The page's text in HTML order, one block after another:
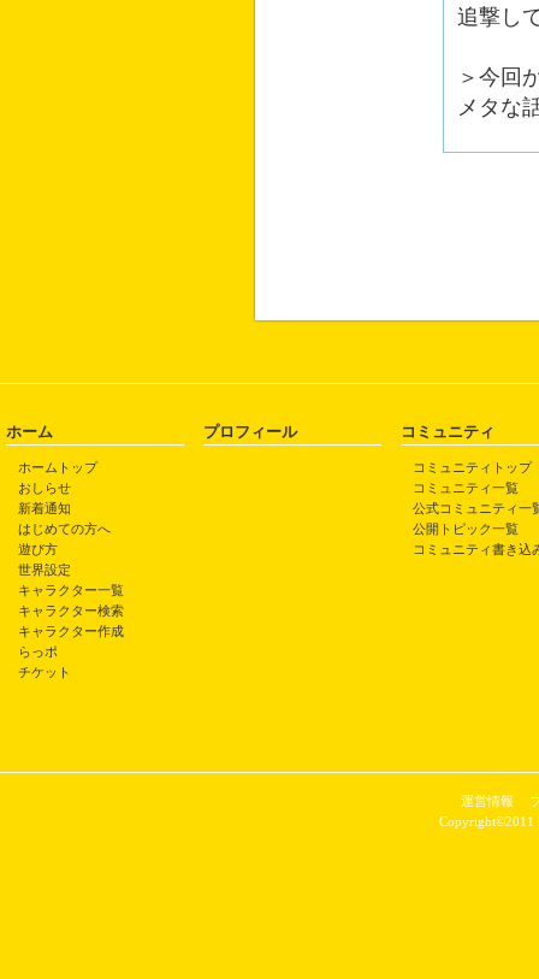
追撃し
＞今回
メタな
ホーム
ホームトップ
おしらせ
新着通知
はじめての方へ
遊び方
世界設定
キャラクター一覧
キャラクター検索
キャラクター作成
らっポ
チケット
プロフィール コミュニティ
コミュニティトップ
コミュニティ一覧
公式コミュニティ一
公開トピック一覧
コミュニティ書き込
運営情報
Copyright©2011